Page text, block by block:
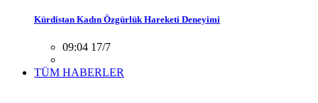
Kürdistan Kadın Özgürlük Hareketi Deneyimi
09:04 17/7
TÜM HABERLER